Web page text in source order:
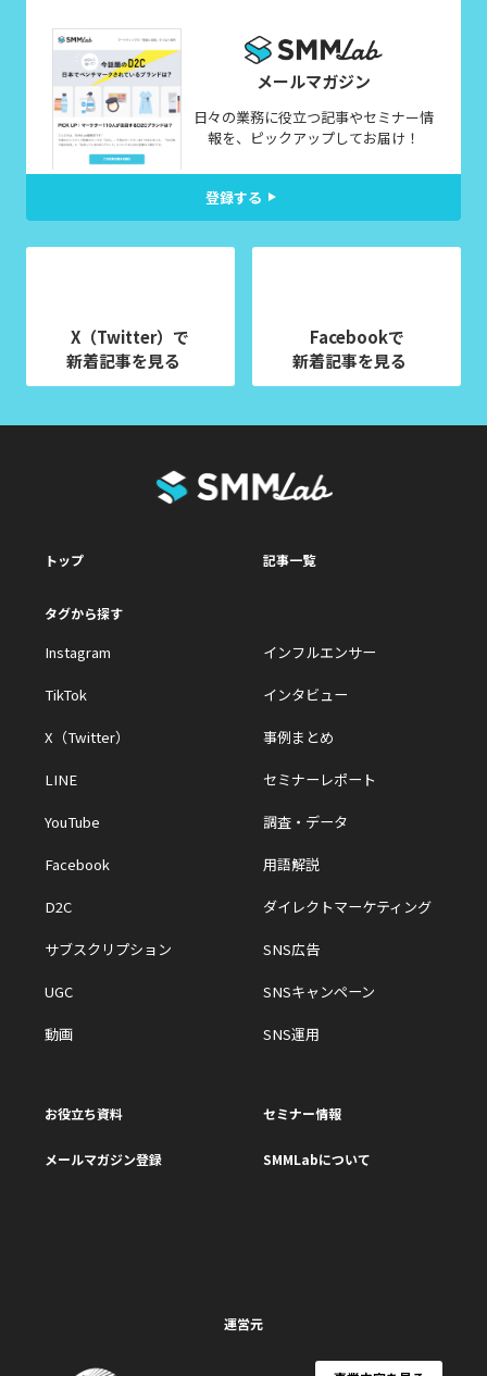
メールマガジン
日々の業務に役立つ記事やセミナー情
報を、ピックアップしてお届け！
登録する
X（Twitter）で
新着記事を見る
Facebookで
新着記事を見る
トップ 記事一覧
タグから探す
Instagram
TikTok
X（Twitter）
LINE
YouTube
Facebook
D2C
サブスクリプション
UGC
動画
インフルエンサー
インタビュー
事例まとめ
セミナーレポート
調査・データ
用語解説
ダイレクトマーケティング
SNS広告
SNSキャンペーン
SNS運用
お役立ち資料 セミナー情報
メールマガジン登録 SMMLabについて
運営元